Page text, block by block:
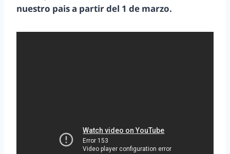
nuestro paisa partir del 1 de marzo.